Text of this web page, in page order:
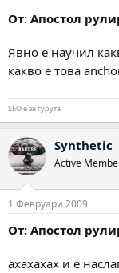
От: Апостол
Явно е научил
какво е това
SEO е за гурута
Synthetic
Active
1 Февруари 2009
От: Апостол
ахахахах и е